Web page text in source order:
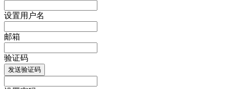
设置用户名
邮箱
验证码
发送验证码